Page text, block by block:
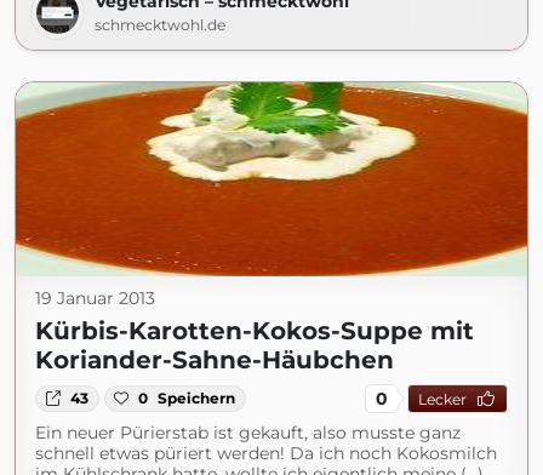
schmecktwohl.de
19 Januar 2013
Kürbis-Karotten-Kokos-Suppe mit
Koriander-Sahne-Häubchen
43 0 Speichern 0 Lecker
Ein neuer Pürierstab ist gekauft, also musste ganz
schnell etwas püriert werden! Da ich noch Kokosmilch